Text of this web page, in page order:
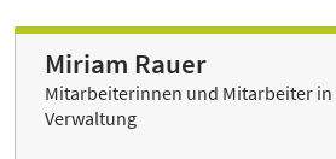
Miriam Rauer
Mitarbeiterinnen und Mitarbeiter in
Verwaltung